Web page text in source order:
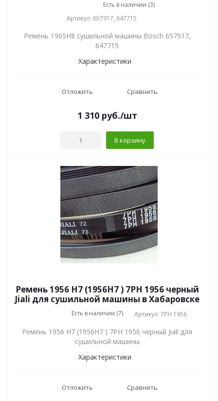
Есть в наличии (3)
Артикул: 657917, 647715
Ремень 1965H8 сушильной машины Bosch 657917,
647715
Характеристики
Отложить Сравнить
1 310 руб./шт
В корзину
Ремень 1956 H7 (1956H7 ) 7PH 1956 черный
Jiali для сушильной машины в Хабаровске
Есть в наличии (7) Артикул: 7PH 1956
Ремень 1956 H7 (1956H7 ) 7PH 1956 черный Jiali для
сушильной машины
Характеристики
Отложить Сравнить